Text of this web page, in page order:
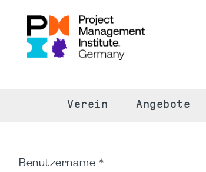
Verein Angebote
Benutzername *